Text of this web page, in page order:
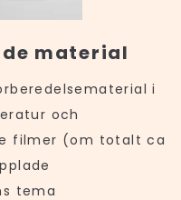
material
i
och
filmer (om totalt ca
tema